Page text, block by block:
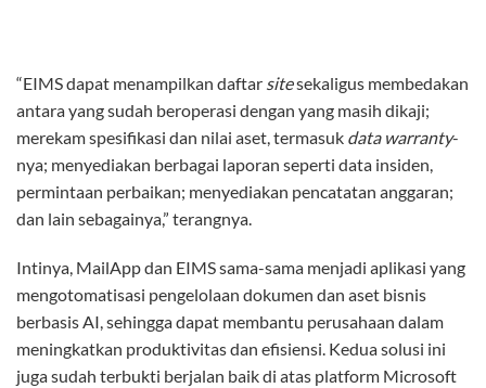
“EIMS dapat menampilkan daftar sitesekaligus membedakan
antara yang sudah beroperasi dengan yang masih dikaji;
merekam spesifikasi dan nilai aset, termasuk data warranty-
nya; menyediakan berbagai laporan seperti data insiden,
permintaan perbaikan; menyediakan pencatatan anggaran;
dan lain sebagainya,” terangnya.
Intinya, MailApp dan EIMS sama-sama menjadi aplikasi yang
mengotomatisasi pengelolaan dokumen dan aset bisnis
berbasis AI, sehingga dapat membantu perusahaan dalam
meningkatkan produktivitas dan efisiensi. Kedua solusi ini
juga sudah terbukti berjalan baik di atas platform Microsoft